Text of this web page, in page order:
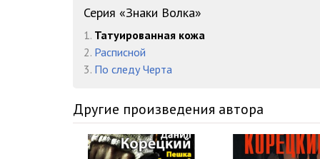
16. Часть Вторая. Завис над землею Советский
17
18
20
21
Серия «Знаки Волка»
1. Татуированная кожа
2. Расписной
3. По следу Черта
Другие произведения автора